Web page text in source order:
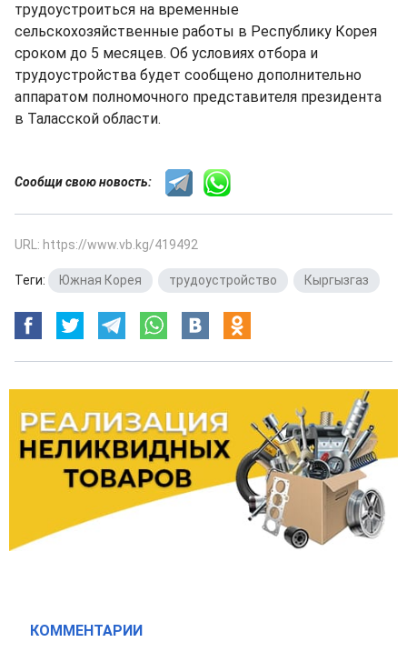
трудоустроиться на временные
сельскохозяйственные работы в Республику Корея
сроком до 5 месяцев. Об условиях отбора и
трудоустройства будет сообщено дополнительно
аппаратом полномочного представителя президента
в Таласской области.
Сообщи свою новость:
URL: https://www.vb.kg/419492
Теги: Южная Корея трудоустройство Кыргызгаз
КОММЕНТАРИИ